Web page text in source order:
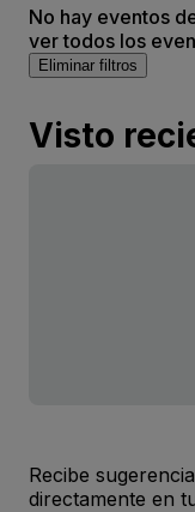
No hay eventos
ver todos los
Eliminar filtros
Visto
Recibe
directamente en